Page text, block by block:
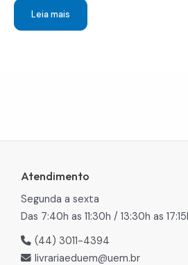
original
era:
R$ 42,00.
Leia mais
Atendimento
Segunda a sexta
Das 7:40h as 11:30h / 13:30h as
(44) 3011-4394
livrariaeduem@uem.br